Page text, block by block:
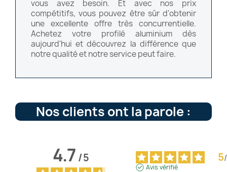
vous avez besoin. Et avec nos prix
compétitifs, vous pouvez être sûr d'obtenir
une excellente offre très concurrentielle.
Achetez votre profilé aluminium dès
aujourd'hui et découvrez la différence que
notre qualité et notre service peut faire.
Nos clients ont la parole :
4.7/5 5/
Avis vérifié